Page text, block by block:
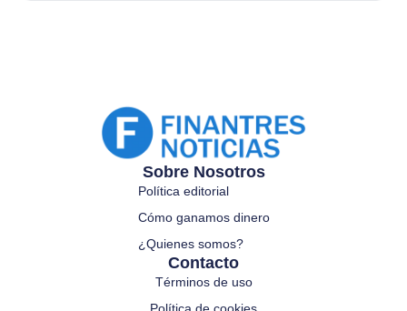
Sobre Nosotros
Política editorial
Cómo ganamos dinero
¿Quienes somos?
Contacto
Términos de uso